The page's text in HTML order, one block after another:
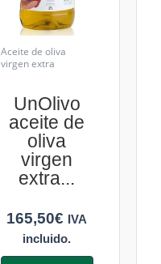
Aceite de oliva
virgen extra
UnOlivo
aceite de
oliva
virgen
extra...
165,50€ IVA
incluido.